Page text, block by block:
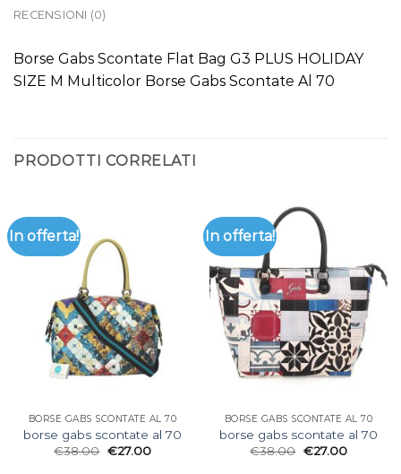
RECENSIONI (0)
Borse Gabs Scontate Flat Bag G3 PLUS HOLIDAY
SIZE M Multicolor Borse Gabs Scontate Al 70
PRODOTTI CORRELATI
In offerta!
BORSE GABS SCONTATE AL 70
borse gabs scontate al 70
€38.00 €27.00
In offerta!
BORSE GABS SCONTATE AL 70
borse gabs scontate al 70
€38.00 €27.00